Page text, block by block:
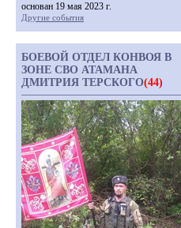
основан 19 мая 2023 г.
Другие события
БОЕВОЙ ОТДЕЛ КОНВОЯ В
ЗОНЕ СВО АТАМАНА
ДМИТРИЯ ТЕРСКОГО(44)